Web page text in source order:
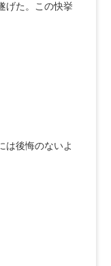
げた。この快挙
は後悔のないよ